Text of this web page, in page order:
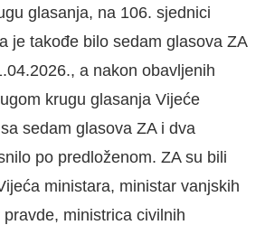
glasanja, na 106. sjednici
je takođe bilo sedam glasova ZA
a nakon obavljenih
krugu glasanja Vijeće
sedam glasova ZA i dva
po predloženom. ZA su bili
ministara, ministar vanjskih
ministrica civilnih